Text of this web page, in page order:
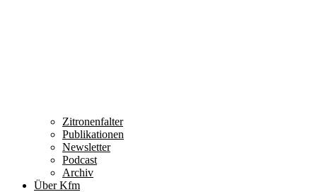
Zitronenfalter
Publikationen
Newsletter
Podcast
Archiv
Über Kfm